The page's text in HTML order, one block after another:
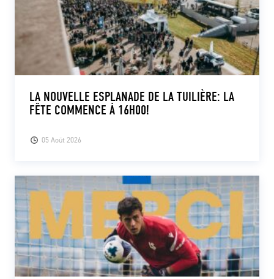
05 Août 2026
LA NOUVELLE ESPLANADE DE LA TUILIÈRE: LA
FÊTE COMMENCE À 16H00!